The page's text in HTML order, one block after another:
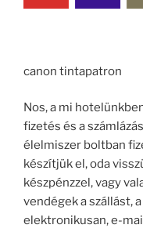
canon tintapatron
Nos, a mi
fizetés és a
élelmiszer boltban
készítjük el, oda
készpénzzel, vagy
vendégek a szállást,
elektronikusan, e-